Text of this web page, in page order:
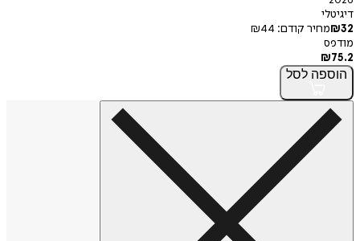
דיגיטלי
₪32 מחיר קודם: ₪44
מודפס
₪75.2
הוספה לסל